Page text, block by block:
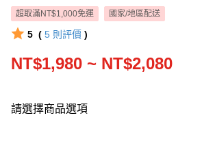
超取滿NT$1,000免運 國家/地區配送
5 ( 5 則評價 )
NT$1,980 ~ NT$2,080
請選擇商品選項